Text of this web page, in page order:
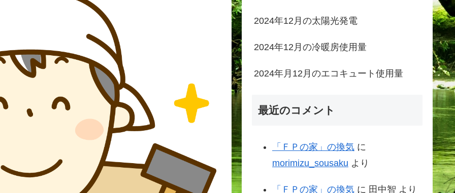
2024年12月の太陽光発電
2024年12月の冷暖房使用量
2024年月12月のエコキュート使用量
最近のコメント
「ＦＰの家」の換気 に
morimizu_sousaku より
「ＦＰの家」の換気 に 田中智 より